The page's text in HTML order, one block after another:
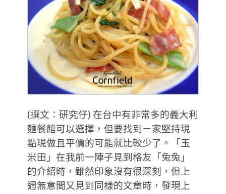
(撰文：研究仔) 在台中有非常多的義大利
麵餐館可以選擇，但要找到ㄧ家堅持現
點現做且平價的可能就比較少了。「玉
米田」在我前一陣子見到格友「兔兔」
的介紹時，雖然印象沒有很深刻，但上
週無意間又見到同樣的文章時，發現上